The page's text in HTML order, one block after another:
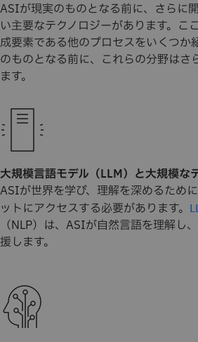
ASIが現実のものとなる前に、さらに
い主要なテクノロジーがあります。こ
成要素である他のプロセスをいくつか
のものとなる前に、これらの分野はさ
ます。
大規模言語モデル（LLM）と大規模な
ASIが世界を学び、理解を深めるため
ットにアクセスする必要があります。
（NLP）は、ASIが自然言語を理解し
援します。